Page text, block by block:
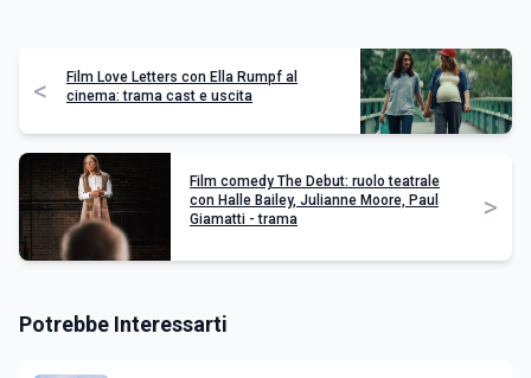
<
Film Love Letters con Ella Rumpf al
cinema: trama cast e uscita
Film comedy The Debut: ruolo teatrale
con Halle Bailey, Julianne Moore, Paul
Giamatti - trama
>
Potrebbe Interessarti